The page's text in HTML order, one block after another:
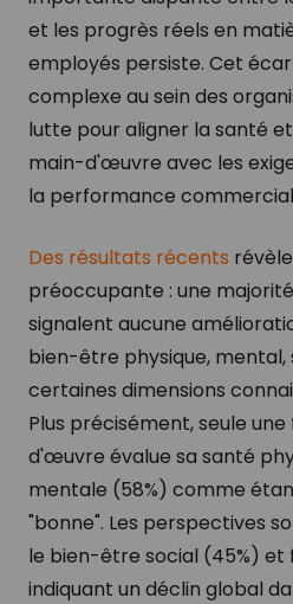
et les progrès réels en
employés persiste. Cet
complexe au sein des
lutte pour aligner la santé
main-d'œuvre avec les
la performance
Des résultats récents
préoccupante : une
signalent aucune
bien-être physique, mental,
certaines dimensions
Plus précisément, seule
d'œuvre évalue sa santé
mentale (58%) comme
"bonne". Les perspectives
le bien-être social (45%) et
indiquant un déclin global